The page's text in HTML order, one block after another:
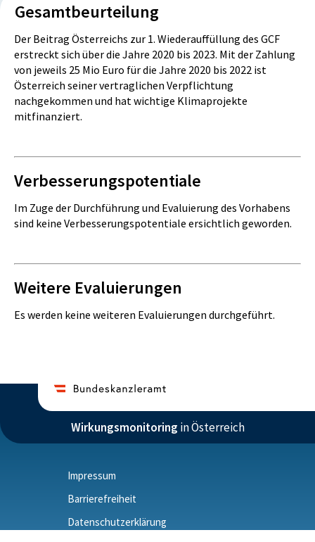
Tsd. Euro
Transferaufwand
IST PLAN
Personalaufwand
0
Tsd. Euro
0
0
Tsd. Euro Tsd. Euro
Aufwendungen gesamt
0 100.000
Klimaschutz- und Anpassungsprojekte mitfinanziert
und Verwaltungskosten des GCF bedeckt werden.
Gesamtbeurteilung
Der Beitrag Österreichs zur 1. Wiederauffüllung des GCF
erstreckt sich über die Jahre 2020 bis 2023. Mit der Zahlung
von jeweils 25 Mio Euro für die Jahre 2020 bis 2022 ist
Österreich seiner vertraglichen Verpflichtung
nachgekommen und hat wichtige Klimaprojekte
mitfinanziert.
Verbesserungspotentiale
Im Zuge der Durchführung und Evaluierung des Vorhabens
sind keine Verbesserungspotentiale ersichtlich geworden.
Weitere Evaluierungen
Es werden keine weiteren Evaluierungen durchgeführt.
Wirkungsmonitoring in Österreich
Impressum
Barrierefreiheit
Datenschutzerklärung